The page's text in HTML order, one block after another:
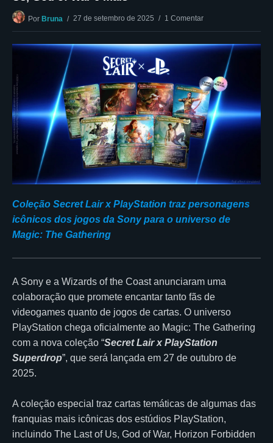
Por Bruna 27 de setembro de 2025 1 Comentar
Coleção Secret Lair x PlayStation traz personagens
icônicos dos jogos da Sony para o universo de
Magic: The Gathering
A Sony e a Wizards of the Coast anunciaram uma
colaboração que promete encantar tanto fãs de
videogames quanto de jogos de cartas. O universo
PlayStation chega oficialmente ao Magic: The Gathering
com a nova coleção “Secret Lair x PlayStation
Superdrop”, que será lançada em 27 de outubro de
2025.
A coleção especial traz cartas temáticas de algumas das
franquias mais icônicas dos estúdios PlayStation,
incluindo The Last of Us, God of War, Horizon Forbidden